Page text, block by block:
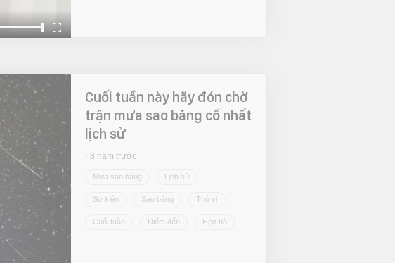
Cuối tuần này hãy đón chờ
trận mưa sao băng cổ nhất
lịch sử
8 năm trước
Mưa sao băng Lịch sử
Sự kiện Sao băng Thú vị
Cuối tuần Điểm đến Hẹn hò